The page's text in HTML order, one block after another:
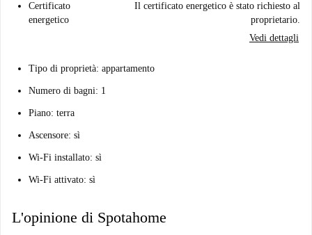
Certificato
energetico
Il certificato energetico è stato richiesto al
proprietario.
Vedi dettagli
Tipo di proprietà: appartamento
Numero di bagni: 1
Piano: terra
Ascensore: sì
Wi-Fi installato: sì
Wi-Fi attivato: sì
L'opinione di Spotahome